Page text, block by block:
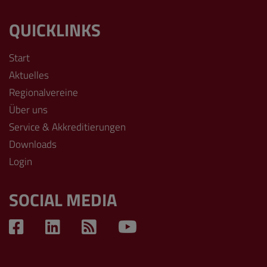
QUICKLINKS
Start
Aktuelles
Regionalvereine
Über uns
Service & Akkreditierungen
Downloads
Login
SOCIAL MEDIA